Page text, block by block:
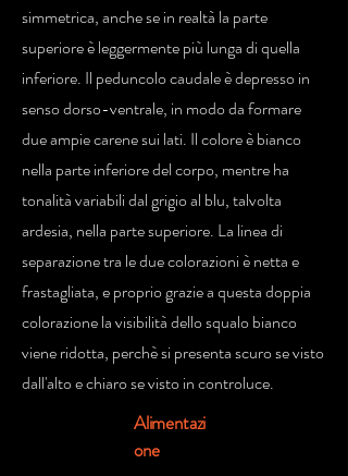
simmetrica, anche se in realtà la parte
superiore è leggermente più lunga di quella
inferiore. Il peduncolo caudale è depresso in
senso dorso-ventrale, in modo da formare
due ampie carene sui lati. Il colore è bianco
nella parte inferiore del corpo, mentre ha
tonalità variabili dal grigio al blu, talvolta
ardesia, nella parte superiore. La linea di
separazione tra le due colorazioni è netta e
frastagliata, e proprio grazie a questa doppia
colorazione la visibilità dello squalo bianco
viene ridotta, perchè si presenta scuro se visto
dall'alto e chiaro se visto in controluce.
Alimentazi
one